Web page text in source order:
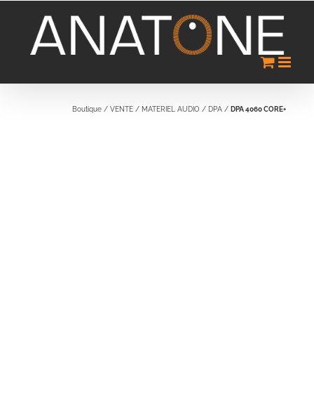
Boutique / VENTE / MATERIEL AUDIO / DPA / DPA 4060 CORE+